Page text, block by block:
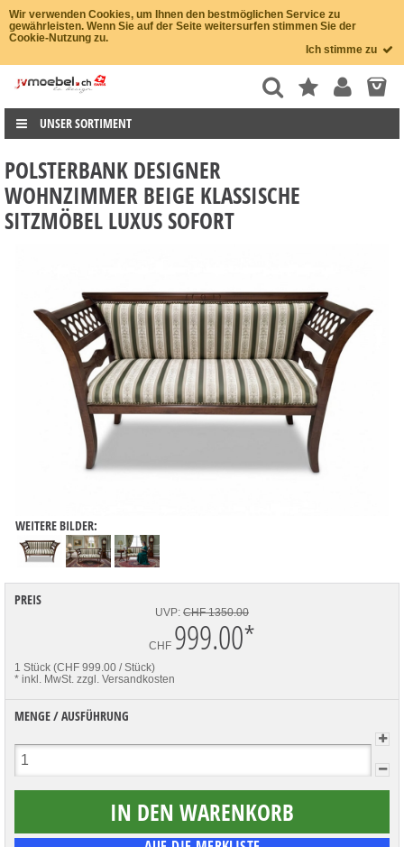
Wir verwenden Cookies, um Ihnen den bestmöglichen Service zu
gewährleisten. Wenn Sie auf der Seite weitersurfen stimmen Sie der
Cookie-Nutzung zu.
Ich stimme zu
UNSER SORTIMENT
POLSTERBANK DESIGNER
WOHNZIMMER BEIGE KLASSISCHE
SITZMÖBEL LUXUS SOFORT
WEITERE BILDER:
PREIS
UVP: CHF 1350.00
CHF 999.00*
1 Stück (CHF 999.00 / Stück)
* inkl. MwSt. zzgl. Versandkosten
MENGE / AUSFÜHRUNG